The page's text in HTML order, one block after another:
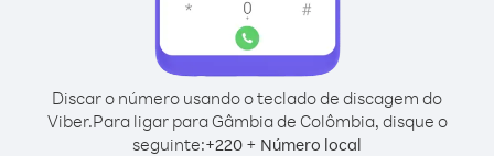
Discar o número usando o teclado de discagem do
Viber.Para ligar para Gâmbia de Colômbia, disque o
seguinte:+220 + Número local